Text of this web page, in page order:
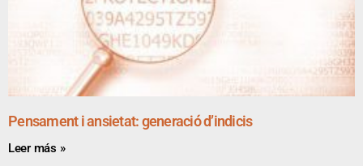
Pensament i ansietat: generació d’indicis
Leer más »